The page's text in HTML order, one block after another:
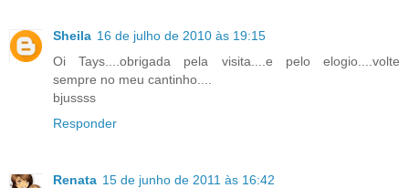
Sheila 16 de julho de 2010 às 19:15
Oi Tays....obrigada pela visita....e pelo elogio....volte
sempre no meu cantinho....
bjussss
Responder
Renata 15 de junho de 2011 às 16:42